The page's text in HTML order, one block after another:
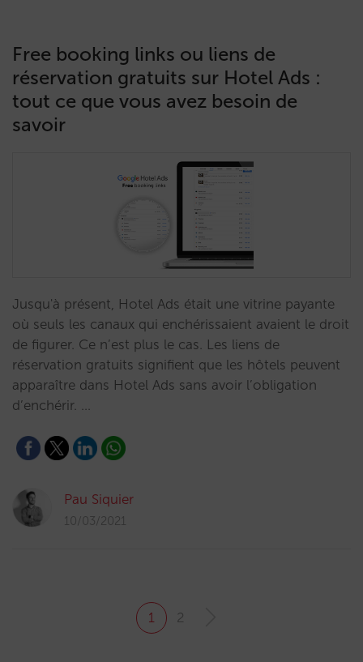
Free booking links ou liens de
réservation gratuits sur Hotel Ads :
tout ce que vous avez besoin de
savoir
Jusqu'à présent, Hotel Ads était une vitrine payante
où seuls les canaux qui enchérissaient avaient le droit
de figurer. Ce n’est plus le cas. Les liens de
réservation gratuits signifient que les hôtels peuvent
apparaître dans Hotel Ads sans avoir l’obligation
d’enchérir. …
Pau Siquier
10/03/2021
1 2